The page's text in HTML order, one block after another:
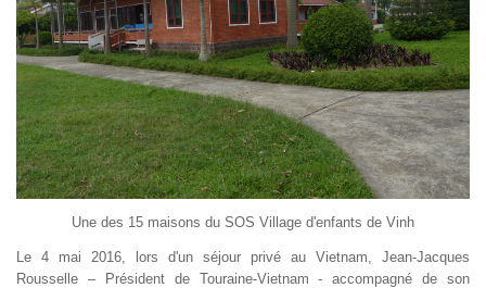
Une des 15 maisons du SOS Village d'enfants de Vinh
Le 4 mai 2016, lors d'un séjour privé au Vietnam, Jean-Jacques
Rousselle – Président de Touraine-Vietnam - accompagné de son